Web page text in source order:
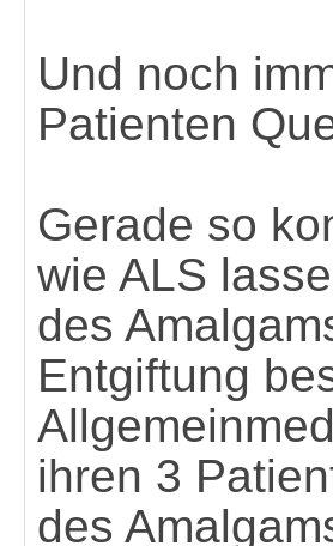
Und noch
Patienten
Gerade so
wie ALS
des
Entgiftung
ihren 3
des